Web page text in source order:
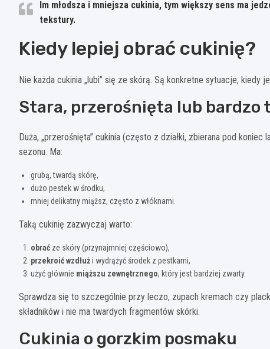
Im młodsza i mniejsza cukinia, tym większy sens ma
tekstury.
Kiedy lepiej obrać cukinię?
Nie każda cukinia „lubi” się ze skórą. Są konkretne sytuacje, kiedy
Stara, przerośnięta lub bardzo
Duża, „przerośnięta” cukinia (często z działki, zbierana pod
sezonu. Ma:
grubą, twardą skórę,
dużo pestek w środku,
mniej delikatny miąższ, często z włóknami.
Taką cukinię zazwyczaj warto:
obrać ze skóry (przynajmniej częściowo),
przekroić wzdłużi wydrążyć środek z pestkami,
użyć głównie miąższu zewnętrznego, który jest bardziej zwarty.
Sprawdza się to szczególnie przy leczo, zupach kremach czy
składników i nie ma twardych fragmentów skórki.
Cukinia o gorzkim posmaku